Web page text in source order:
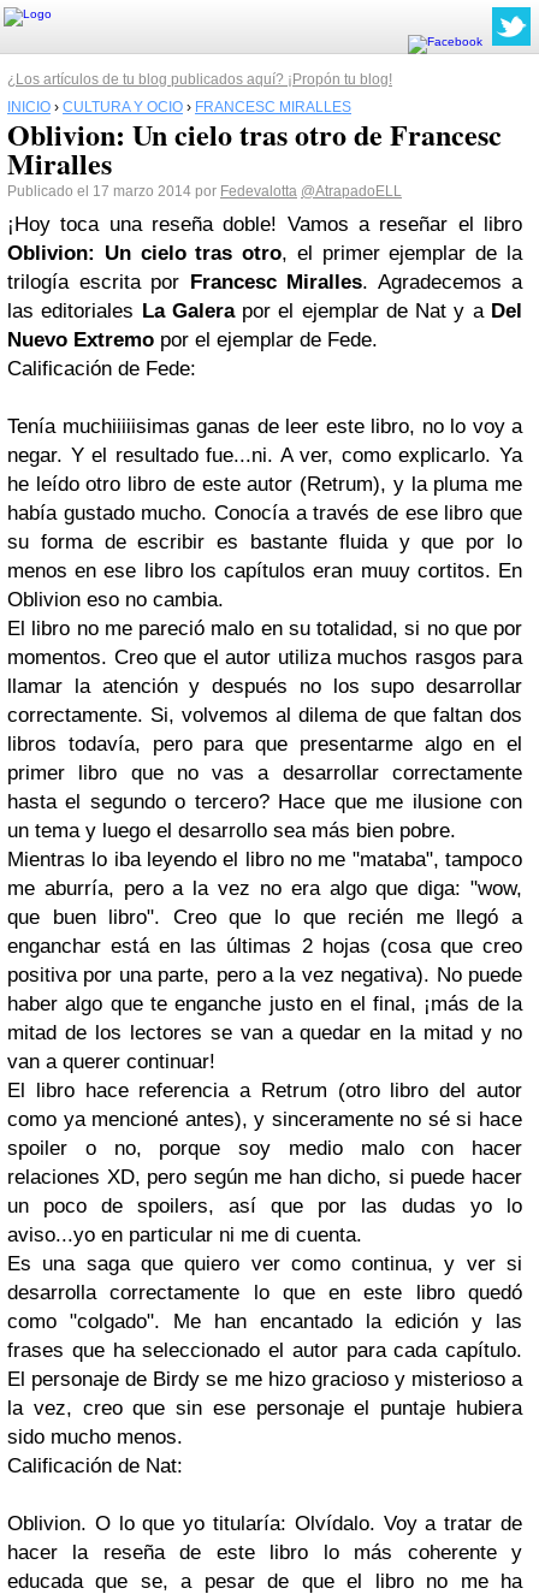
¿Los artículos de tu blog publicados aquí? ¡Propón tu blog!
INICIO › CULTURA Y OCIO › FRANCESC MIRALLES
Oblivion: Un cielo tras otro de Francesc
Miralles
Publicado el 17 marzo 2014 por Fedevalotta @AtrapadoELL
¡Hoy toca una reseña doble! Vamos a reseñar el libro
Oblivion: Un cielo tras otro, el primer ejemplar de la
trilogía escrita por Francesc Miralles. Agradecemos a
las editoriales La Galerapor el ejemplar de Nat y a Del
Nuevo Extremo por el ejemplar de Fede.
Calificación de Fede:
Tenía muchiiiiisimas ganas de leer este libro, no lo voy a
negar. Y el resultado fue...ni. A ver, como explicarlo. Ya
he leído otro libro de este autor (Retrum), y la pluma me
había gustado mucho. Conocía a través de ese libro que
su forma de escribir es bastante fluida y que por lo
menos en ese libro los capítulos eran muuy cortitos. En
Oblivion eso no cambia.
El libro no me pareció malo en su totalidad, si no que por
momentos. Creo que el autor utiliza muchos rasgos para
llamar la atención y después no los supo desarrollar
correctamente. Si, volvemos al dilema de que faltan dos
libros todavía, pero para que presentarme algo en el
primer libro que no vas a desarrollar correctamente
hasta el segundo o tercero? Hace que me ilusione con
un tema y luego el desarrollo sea más bien pobre.
Mientras lo iba leyendo el libro no me "mataba", tampoco
me aburría, pero a la vez no era algo que diga: "wow,
que buen libro". Creo que lo que recién me llegó a
enganchar está en las últimas 2 hojas (cosa que creo
positiva por una parte, pero a la vez negativa). No puede
haber algo que te enganche justo en el final, ¡más de la
mitad de los lectores se van a quedar en la mitad y no
van a querer continuar!
El libro hace referencia a Retrum (otro libro del autor
como ya mencioné antes), y sinceramente no sé si hace
spoiler o no, porque soy medio malo con hacer
relaciones XD, pero según me han dicho, si puede hacer
un poco de spoilers, así que por las dudas yo lo
aviso...yo en particular ni me di cuenta.
Es una saga que quiero ver como continua, y ver si
desarrolla correctamente lo que en este libro quedó
como "colgado". Me han encantado la edición y las
frases que ha seleccionado el autor para cada capítulo.
El personaje de Birdy se me hizo gracioso y misterioso a
la vez, creo que sin ese personaje el puntaje hubiera
sido mucho menos.
Calificación de Nat:
Oblivion. O lo que yo titularía: Olvídalo. Voy a tratar de
hacer la reseña de este libro lo más coherente y
educada que se, a pesar de que el libro no me ha